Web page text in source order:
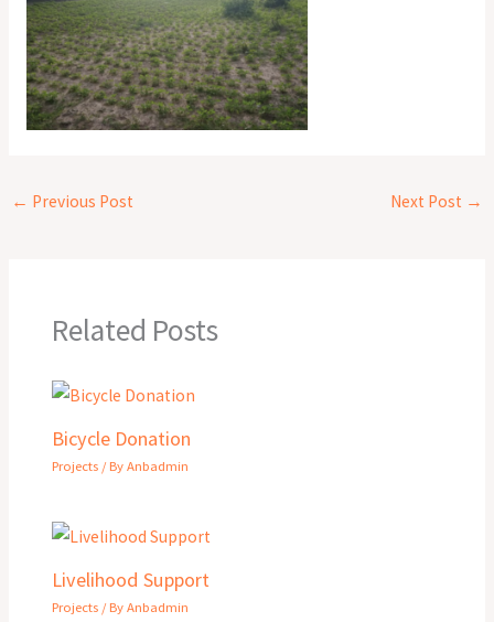
← Previous Post Next Post →
Related Posts
Bicycle Donation
Projects / ByAnbadmin
Livelihood Support
Projects / ByAnbadmin